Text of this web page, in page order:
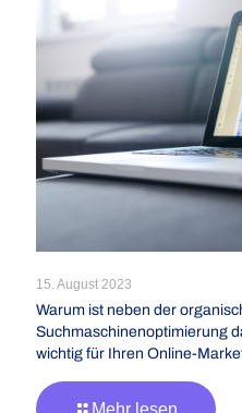
15. August 2023
Warum ist neben der
Suchmaschinenoptimierung
wichtig für Ihren Online-